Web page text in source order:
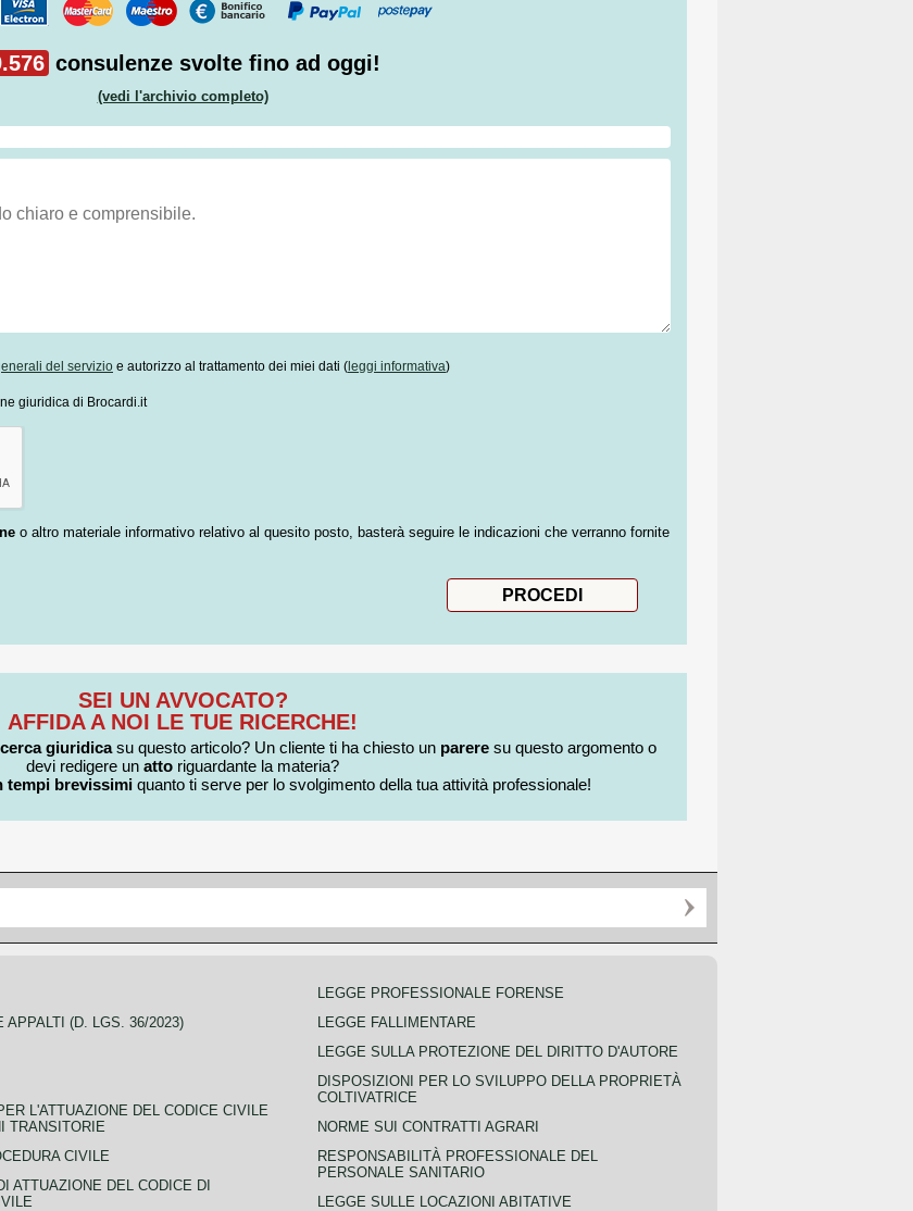
consulenze svolte fino ad oggi!
(vedi l'archivio completo)
del servizio e autorizzo al trattamento dei miei dati (leggi informativa)
giuridica di Brocardi.it
o altro materiale informativo relativo al quesito posto, basterà seguire le indicazioni che verranno fornite
SEI UN AVVOCATO?
AFFIDA A NOI LE TUE RICERCHE!
giuridicasu questo articolo? Un cliente ti ha chiesto un pareresu questo argomento o
devi redigere un atto riguardante la materia?
tempi brevissimi quanto ti serve per lo svolgimento della tua attività professionale!
APPALTI (D. LGS. 36/2023)
L'ATTUAZIONE DEL CODICE CIVILE
TRANSITORIE
CIVILE
ATTUAZIONE DEL CODICE DI
LEGGE PROFESSIONALE FORENSE
LEGGE FALLIMENTARE
LEGGE SULLA PROTEZIONE DEL DIRITTO D'AUTORE
DISPOSIZIONI PER LO SVILUPPO DELLA PROPRIETÀ
COLTIVATRICE
NORME SUI CONTRATTI AGRARI
RESPONSABILITÀ PROFESSIONALE DEL
PERSONALE SANITARIO
LEGGE SULLE LOCAZIONI ABITATIVE